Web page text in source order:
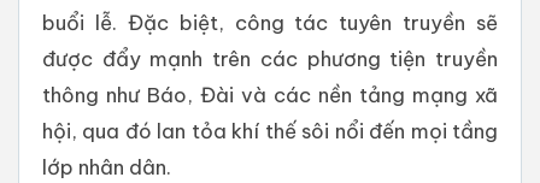
buổi lễ. Đặc biệt, công tác tuyên truyền sẽ
được đẩy mạnh trên các phương tiện truyền
thông như Báo, Đài và các nền tảng mạng xã
hội, qua đó lan tỏa khí thế sôi nổi đến mọi tầng
lớp nhân dân.